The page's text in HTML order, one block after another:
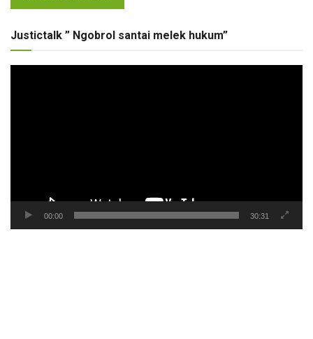
Justictalk ” Ngobrol santai melek hukum”
00:00 30:31